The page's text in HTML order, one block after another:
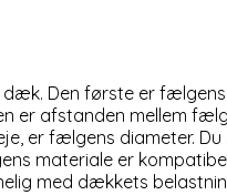
Den første er
er afstanden mellem
er fælgens diameter.
materiale er
med dækkets